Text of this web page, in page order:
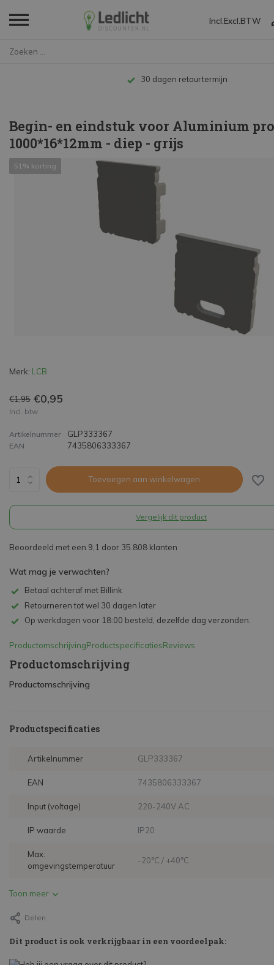
Incl. Excl. BTW
Tot 10 jaar
Begin- en eindstuk voor Aluminium
1000*16*12mm - diep - grijs
51% korting
Merk: LCB
€1,95 €0,95
Incl. btw
Artikelnummer GLP333367
EAN 7435806333367
Toevoegen aan winkelwagen
Vergelijk dit product
Beoordeeld met een 9,1 door 35.808 klanten
Wat mag je verwachten?
Betaal achteraf met Billink
Retourneren tot wel 30 dagen later
Op werkdagen voor 18:00 besteld, dezelfde dag verzonden.
ProductomschrijvingProductspecificatiesReviews
Productomschrijving
Productomschrijving
Productspecificaties
Artikelnummer GLP333367
EAN 7435806333367
Input (voltage) 220-240V AC
IP waarde IP20
Max.
omgevingstemperatuur
-20°C / +40°C
Toon meer
Delen
Dit product is ook verkrijgbaar in een voordeelpak: